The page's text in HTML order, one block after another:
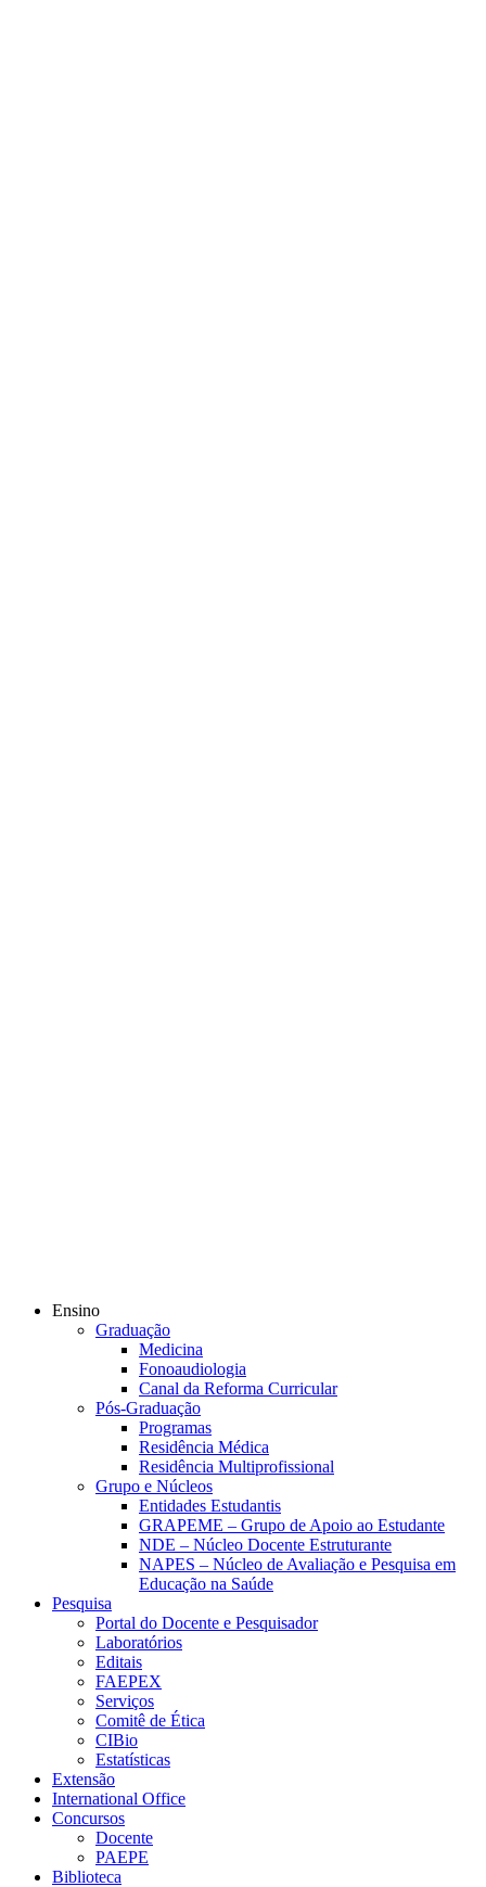
Ensino
Graduação
Medicina
Fonoaudiologia
Canal da Reforma Curricular
Pós-Graduação
Programas
Residência Médica
Residência Multiprofissional
Grupo e Núcleos
Entidades Estudantis
GRAPEME – Grupo de Apoio ao Estudante
NDE – Núcleo Docente Estruturante
NAPES – Núcleo de Avaliação e Pesquisa em
Educação na Saúde
Pesquisa
Portal do Docente e Pesquisador
Laboratórios
Editais
FAEPEX
Serviços
Comitê de Ética
CIBio
Estatísticas
Extensão
International Office
Concursos
Docente
PAEPE
Biblioteca